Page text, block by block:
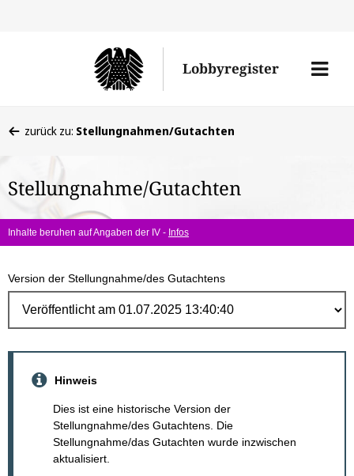
Lobbyregister
Menü
befinden
hier:
zurück zu: Stellungnahmen/Gutachten
Stellungnahme/Gutachten
Inhalte beruhen auf Angaben der IV - Infos
Version der Stellungnahme/des Gutachtens
Hinweis
Dies ist eine historische Version der
Stellungnahme/des Gutachtens. Die
Stellungnahme/das Gutachten wurde inzwischen
aktualisiert.